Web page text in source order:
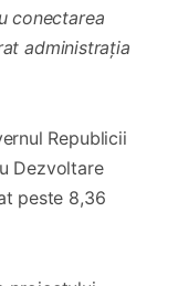
conectarea
administrația
Republicii
Dezvoltare
peste 8,36